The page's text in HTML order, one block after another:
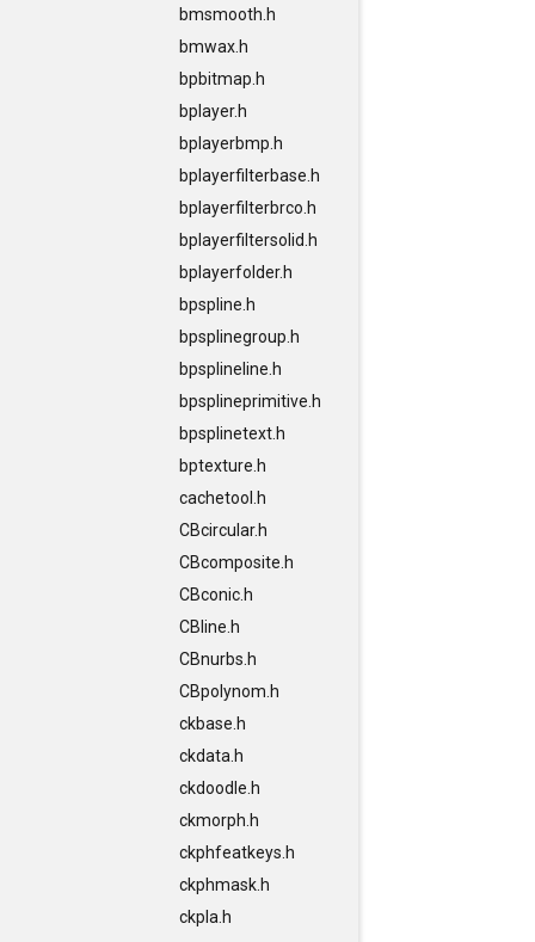
bmsmooth.h
bmwax.h
bpbitmap.h
bplayer.h
bplayerbmp.h
bplayerfilterbase.h
bplayerfilterbrco.h
bplayerfiltersolid.h
bplayerfolder.h
bpspline.h
bpsplinegroup.h
bpsplineline.h
bpsplineprimitive.h
bpsplinetext.h
bptexture.h
cachetool.h
CBcircular.h
CBcomposite.h
CBconic.h
CBline.h
CBnurbs.h
CBpolynom.h
ckbase.h
ckdata.h
ckdoodle.h
ckmorph.h
ckphfeatkeys.h
ckphmask.h
ckpla.h